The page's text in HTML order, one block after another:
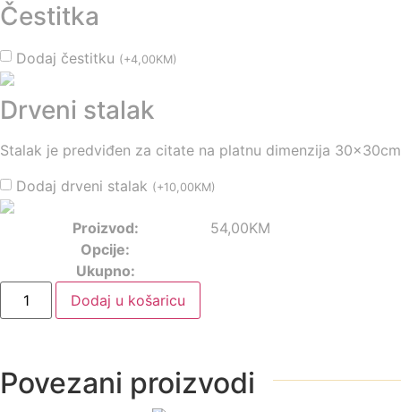
Čestitka
Dodaj čestitku (+4,00KM)
Drveni stalak
Stalak je predviđen za citate na platnu dimenzija 30x30cm
Dodaj drveni stalak (+10,00KM)
Proizvod: 54,00KM
Opcije:
Ukupno:
Dodaj u košaricu
Povezani proizvodi